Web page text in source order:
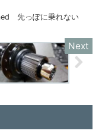
先っぽに乗れない